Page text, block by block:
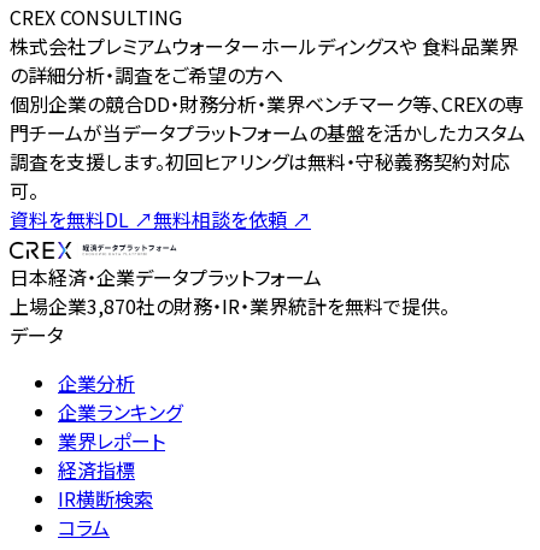
CREX CONSULTING
株式会社プレミアムウォーターホールディングスや 食料品業界
の詳細分析・調査をご希望の方へ
個別企業の競合DD・財務分析・業界ベンチマーク等、CREXの専
門チームが当データプラットフォームの基盤を活かしたカスタム
調査を支援します。初回ヒアリングは無料・守秘義務契約対応
可。
資料を無料DL ↗無料相談を依頼 ↗
日本経済・企業データプラットフォーム
上場企業3,870社の財務・IR・業界統計を無料で提供。
データ
企業分析
企業ランキング
業界レポート
経済指標
IR横断検索
コラム